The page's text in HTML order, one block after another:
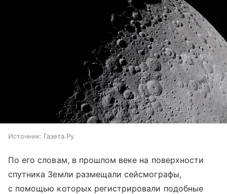
Источник: Газета.Ру
По его словам, в прошлом веке на поверхности
спутника Земли размещали сейсмографы,
с помощью которых регистрировали подобные